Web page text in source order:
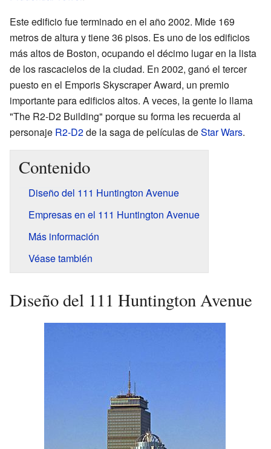
Este edificio fue terminado en el año 2002. Mide 169
metros de altura y tiene 36 pisos. Es uno de los edificios
más altos de Boston, ocupando el décimo lugar en la lista
de los rascacielos de la ciudad. En 2002, ganó el tercer
puesto en el Emporis Skyscraper Award, un premio
importante para edificios altos. A veces, la gente lo llama
"The R2-D2 Building" porque su forma les recuerda al
personaje R2-D2de la saga de películas deStar Wars.
Contenido
Diseño del 111 Huntington Avenue
Empresas en el 111 Huntington Avenue
Más información
Véase también
Diseño del 111 Huntington Avenue